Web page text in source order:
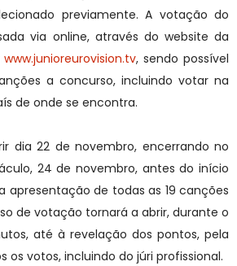
previamente. A votação do
via online, através do website da
www.junioreurovision.tv, sendo possível
a concurso, incluindo votar na
de onde se encontra.
dia 22 de novembro, encerrando no
24 de novembro, antes do início
apresentação de todas as 19 canções
de votação tornará a abrir, durante o
até à revelação dos pontos, pela
os votos, incluindo do júri profissional.